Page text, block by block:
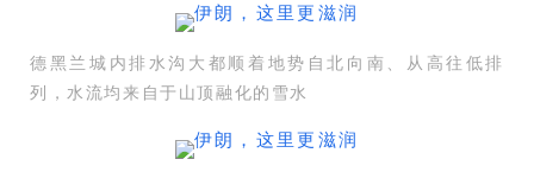
德黑兰城内排水沟大都顺着地势自北向南、从高往低排
列，水流均来自于山顶融化的雪水